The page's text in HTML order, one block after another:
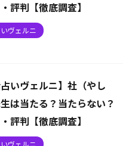
評判【徹底調査】
ヴェルニ
占いヴェルニ】社（やし
は当たる？当たらない？
評判【徹底調査】
ヴェルニ